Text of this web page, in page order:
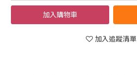
加入購物車
加入追蹤清單